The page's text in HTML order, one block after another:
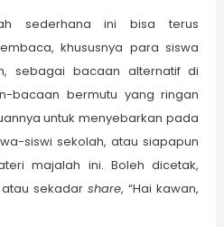
sederhana ini bisa terus
khususnya para siswa
sebagai bacaan alternatif di
bacaan bermutu yang ringan
untuk menyebarkan pada
siswi sekolah, atau siapapun
majalah ini. Boleh dicetak,
atau sekadarshare, “Hai kawan,